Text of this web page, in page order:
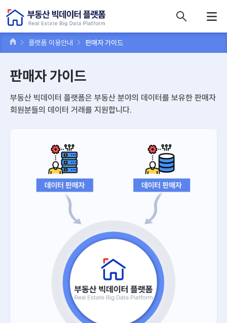
플랫폼 이용안내 판매자 가이드
판매자 가이드
부동산 빅데이터 플랫폼은 부동산 분야의 데이터를 보유한 판매자
회원분들의 데이터 거래를 지원합니다.